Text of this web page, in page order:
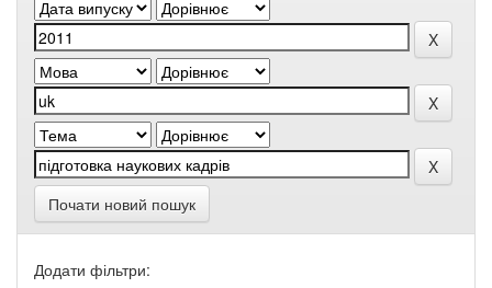
Почати новий пошук
Додати фільтри: